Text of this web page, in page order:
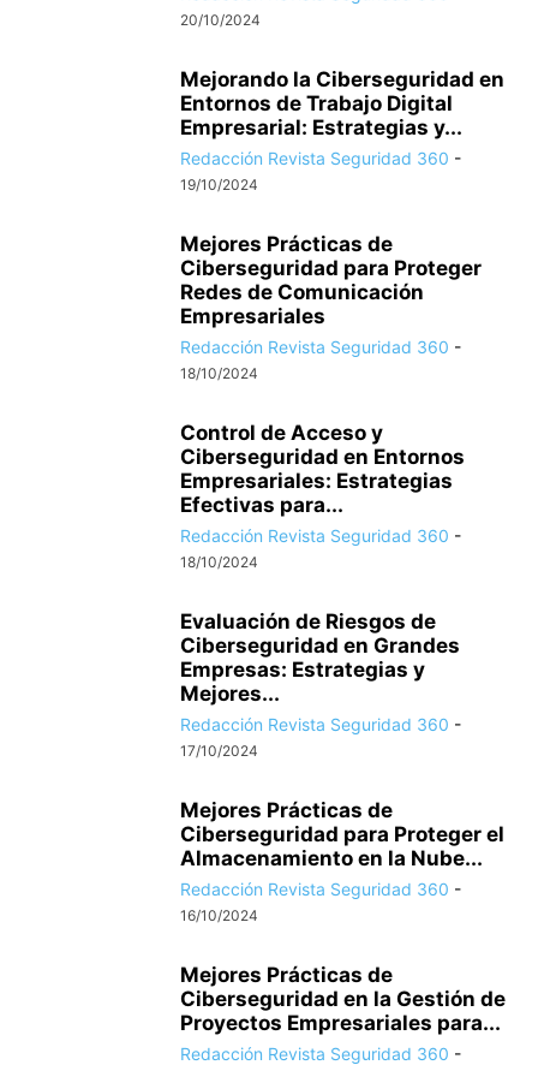
20/10/2024
Mejorando la Ciberseguridad en
Entornos de Trabajo Digital
Empresarial: Estrategias y...
Redacción Revista Seguridad 360 -
19/10/2024
Mejores Prácticas de
Ciberseguridad para Proteger
Redes de Comunicación
Empresariales
Redacción Revista Seguridad 360 -
18/10/2024
Control de Acceso y
Ciberseguridad en Entornos
Empresariales: Estrategias
Efectivas para...
Redacción Revista Seguridad 360 -
18/10/2024
Evaluación de Riesgos de
Ciberseguridad en Grandes
Empresas: Estrategias y
Mejores...
Redacción Revista Seguridad 360 -
17/10/2024
Mejores Prácticas de
Ciberseguridad para Proteger el
Almacenamiento en la Nube...
Redacción Revista Seguridad 360 -
16/10/2024
Mejores Prácticas de
Ciberseguridad en la Gestión de
Proyectos Empresariales para...
Redacción Revista Seguridad 360 -